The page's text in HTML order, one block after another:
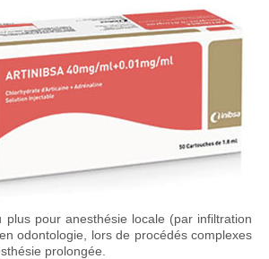
plus pour anesthésie locale (par infiltration
odontologie, lors de procédés complexes
prolongée.